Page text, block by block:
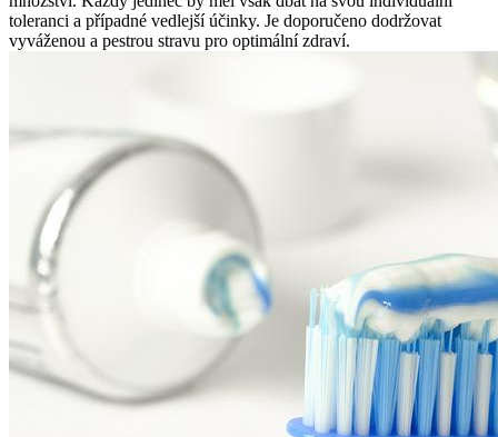
toleranci a případné vedlejší účinky. Je doporučeno dodržovat
vyváženou a pestrou stravu pro optimální zdraví.